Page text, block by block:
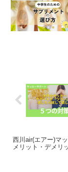
西川air(エアー)マ
メリット・デメリ